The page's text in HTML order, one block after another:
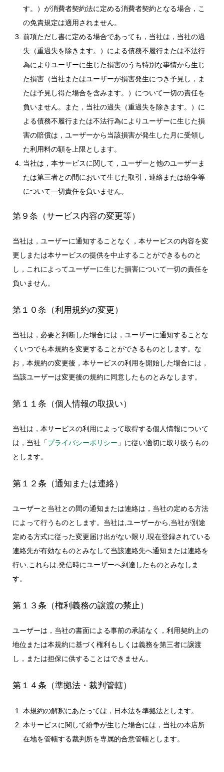
す。）が消費者契約法に定める消費者契約となる場合，こ
の免責規定は適用されません。
前項ただし書に定める場合であっても，当社は，当社の過
失（重過失を除きます。）による債務不履行または不法行
為によりユーザーに生じた損害のうち特別な事情から生じ
た損害（当社またはユーザーが損害発生につき予見し，ま
たは予見し得た場合を含みます。）について一切の責任を
負いません。また，当社の過失（重過失を除きます。）に
よる債務不履行または不法行為によりユーザーに生じた損
害の賠償は，ユーザーから当該損害が発生した月に受領し
た利用料の額を上限とします。
当社は，本サービスに関して，ユーザーと他のユーザーま
たは第三者との間において生じた取引，連絡または紛争等
について一切責任を負いません。
第９条（サービス内容の変更等）
当社は，ユーザーに通知することなく，本サービスの内容を変
更しまたは本サービスの提供を中止することができるものと
し，これによってユーザーに生じた損害について一切の責任を
負いません。
第１０条（利用規約の変更）
当社は，必要と判断した場合には，ユーザーに通知することな
くいつでも本規約を変更することができるものとします。な
お，本規約の変更後，本サービスの利用を開始した場合には，
当該ユーザーは変更後の規約に同意したものとみなします。
第１１条（個人情報の取扱い）
当社は，本サービスの利用によって取得する個人情報について
は，当社「プライバシーポリシー 」に従い適切に取り扱うもの
とします。
第１２条（通知または連絡）
ユーザーと当社との間の通知または連絡は，当社の定める方法
によって行うものとします。当社は,ユーザーから,当社が別途
定める方式に従った変更届け出がない限り,現在登録されている
連絡先が有効なものとみなして当該連絡先へ通知または連絡を
行い,これらは,発信時にユーザーへ到達したものとみなしま
す。
第１３条（権利義務の譲渡の禁止）
ユーザーは，当社の書面による事前の承諾なく，利用契約上の
地位または本規約に基づく権利もしくは義務を第三者に譲渡
し，または担保に供することはできません。
第１４条（準拠法・裁判管轄）
本規約の解釈にあたっては，日本法を準拠法とします。
本サービスに関して紛争が生じた場合には，当社の本店所
在地を管轄する裁判所を専属的合意管轄とします。